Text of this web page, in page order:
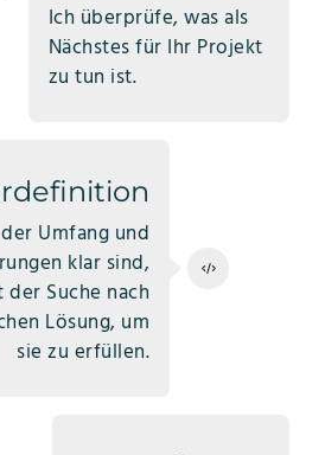
Ich überprüfe, was als
Nächstes für Ihr Projekt
zu tun ist.
Umfang und
klar sind,
Suche nach
Lösung, um
sie zu erfüllen.